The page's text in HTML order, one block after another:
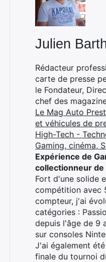
Julien
Rédacteur
carte de presse
le Fondateur,
chef des
Le Mag Auto
et véhicules de
High-Tech -
Gaming, cinéma,
Expérience de
collectionneur de
Fort d'une solide
compétition avec
compteur, j'ai
catégories :
depuis l'âge de 9
sur consoles
J'ai également
finale du tournoi